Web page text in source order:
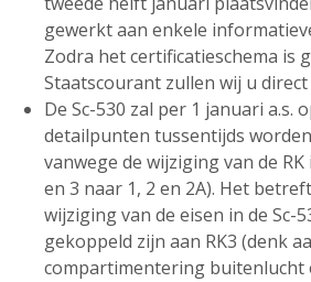
gewerkt aan enkele
Zodra het certificatieschema is
Staatscourant zullen wij u
De Sc-530 zal per 1 januari a.s.
detailpunten tussentijds
vanwege de wijziging van de
en 3 naar 1, 2 en 2A). Het
wijziging van de eisen in de Sc-
gekoppeld zijn aan RK3 (denk
compartimentering buitenlucht